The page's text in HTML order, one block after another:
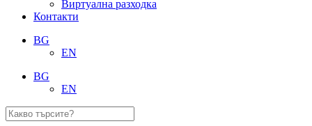
Виртуална разходка
Контакти
BG
EN
BG
EN